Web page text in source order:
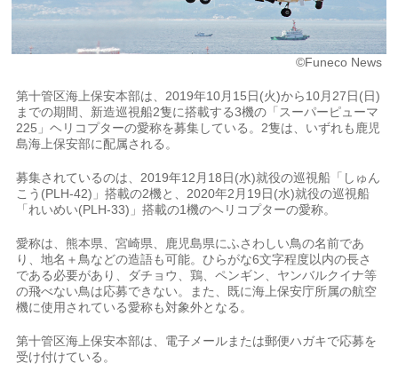
©Funeco News
第十管区海上保安本部は、2019年10月15日(火)から10月27日(日)
までの期間、新造巡視船2隻に搭載する3機の「スーパーピューマ
225」ヘリコプターの愛称を募集している。2隻は、いずれも鹿児
島海上保安部に配属される。
募集されているのは、2019年12月18日(水)就役の巡視船「しゅん
こう(PLH-42)」搭載の2機と、2020年2月19日(水)就役の巡視船
「れいめい(PLH-33)」搭載の1機のヘリコプターの愛称。
愛称は、熊本県、宮崎県、鹿児島県にふさわしい鳥の名前であ
り、地名＋鳥などの造語も可能。ひらがな6文字程度以内の長さ
である必要があり、ダチョウ、鶏、ペンギン、ヤンバルクイナ等
の飛べない鳥は応募できない。また、既に海上保安庁所属の航空
機に使用されている愛称も対象外となる。
第十管区海上保安本部は、電子メールまたは郵便ハガキで応募を
受け付けている。